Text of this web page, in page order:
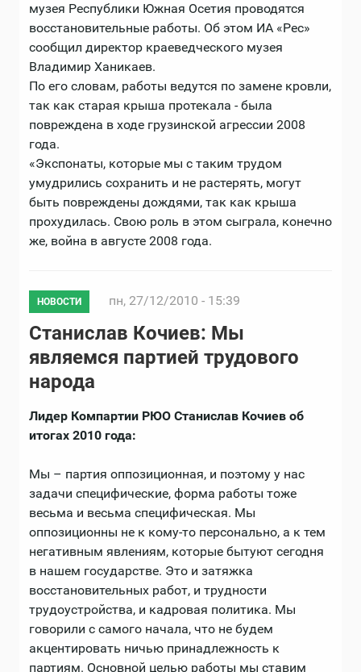
музея Республики Южная Осетия проводятся
восстановительные работы. Об этом ИА «Рес»
сообщил директор краеведческого музея
Владимир Ханикаев.
По его словам, работы ведутся по замене кровли,
так как старая крыша протекала - была
повреждена в ходе грузинской агрессии 2008
года.
«Экспонаты, которые мы с таким трудом
умудрились сохранить и не растерять, могут
быть повреждены дождями, так как крыша
прохудилась. Свою роль в этом сыграла, конечно
же, война в августе 2008 года.
НОВОСТИ пн, 27/12/2010 - 15:39
Станислав Кочиев: Мы
являемся партией трудового
народа
Лидер Компартии РЮО Станислав Кочиев об
итогах 2010 года:
Мы – партия оппозиционная, и поэтому у нас
задачи специфические, форма работы тоже
весьма и весьма специфическая. Мы
оппозиционны не к кому-то персонально, а к тем
негативным явлениям, которые бытуют сегодня
в нашем государстве. Это и затяжка
восстановительных работ, и трудности
трудоустройства, и кадровая политика. Мы
говорили с самого начала, что не будем
акцентировать ничью принадлежность к
партиям. Основной целью работы мы ставим